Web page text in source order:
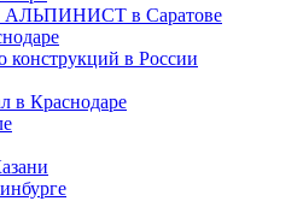
в Саратове
в России
в Краснодаре